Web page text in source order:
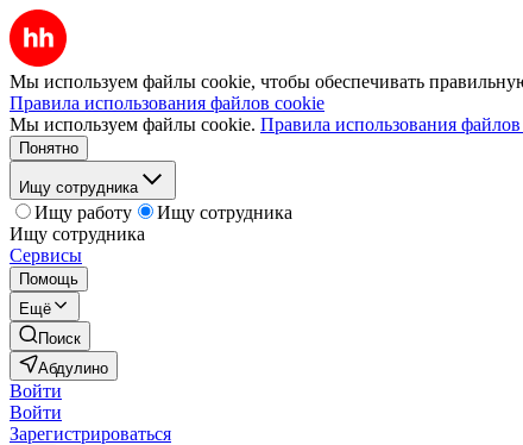
Мы используем файлы cookie, чтобы обеспечивать
Правила использования файлов cookie
Мы используем файлы cookie. Правила использования
Понятно
Ищу сотрудника
Ищу работу
Ищу сотрудника
Ищу сотрудника
Сервисы
Помощь
Ещё
Поиск
Абдулино
Войти
Войти
Зарегистрироваться